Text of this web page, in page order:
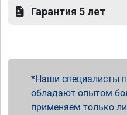
Гарантия 5 лет
Наши специалисты
обладают опытом
применяем только